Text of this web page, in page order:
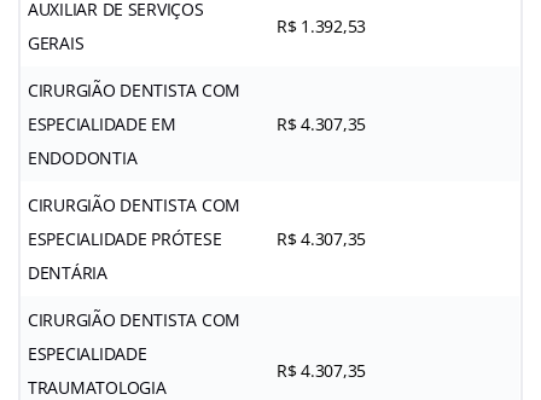
AUXILIAR DE SERVIÇOS
GERAIS
R$ 1.392,53
CIRURGIÃO DENTISTA COM
ESPECIALIDADE EM
ENDODONTIA
R$ 4.307,35
CIRURGIÃO DENTISTA COM
ESPECIALIDADE PRÓTESE
DENTÁRIA
R$ 4.307,35
CIRURGIÃO DENTISTA COM
ESPECIALIDADE
TRAUMATOLOGIA
R$ 4.307,35